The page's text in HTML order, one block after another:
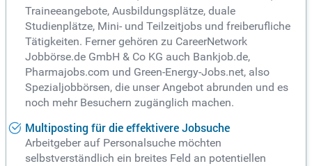
Traineeangebote, Ausbildungsplätze, duale
Studienplätze, Mini- und Teilzeitjobs und freiberufliche
Tätigkeiten. Ferner gehören zu CareerNetwork
Jobbörse.de GmbH & Co KG auch Bankjob.de,
Pharmajobs.com und Green-Energy-Jobs.net, also
Spezialjobbörsen, die unser Angebot abrunden und es
noch mehr Besuchern zugänglich machen.
Multiposting für die effektivere Jobsuche
Arbeitgeber auf Personalsuche möchten
selbstverständlich ein breites Feld an potentiellen